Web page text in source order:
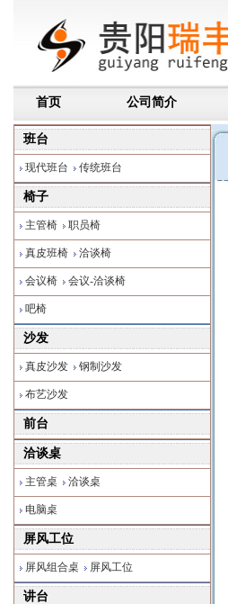
首页 公司简介
班台
现代班台 传统班台
椅子
主管椅 职员椅
真皮班椅 洽谈椅
会议椅 会议-洽谈椅
吧椅
沙发
真皮沙发 钢制沙发
布艺沙发
前台
洽谈桌
主管桌 洽谈桌
电脑桌
屏风工位
屏风组合桌 屏风工位
讲台